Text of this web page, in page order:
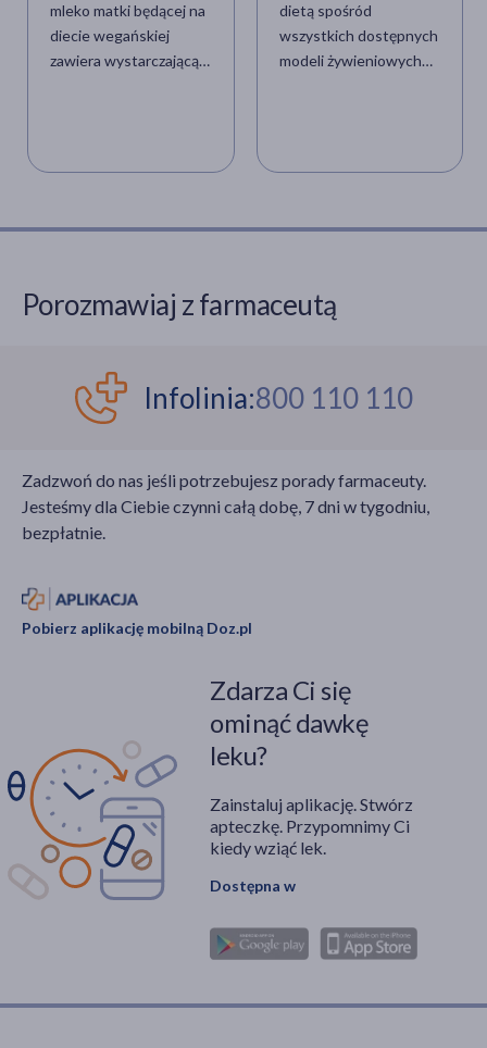
mleko matki będącej na
diecie wegańskiej
zawiera wystarczającą
wykazały, że mleko mam
składników
matki na diecie
wegańskiej nadal muszą
ilość kalorii, składników
odżywczych oraz
witamin i minerałów,
ich samych.
dietą spośród
wszystkich dostępnych
modeli żywieniowych
Najnowsze wyniki
śródziemnomorskiej
przestrzeganie tego
schematu
się z niższym ryzykiem
wystąpienia
Porozmawiaj z farmaceutą
Infolinia:800 110 110
Zadzwoń do nas jeśli potrzebujesz porady farmaceuty.
Jesteśmy dla Ciebie czynni całą dobę, 7 dni w tygodniu,
bezpłatnie.
Pobierz aplikację mobilną Doz.pl
Zdarza Ci się
ominąć dawkę
leku?
Zainstaluj aplikację. Stwórz
apteczkę. Przypomnimy Ci
kiedy wziąć lek.
Dostępna w